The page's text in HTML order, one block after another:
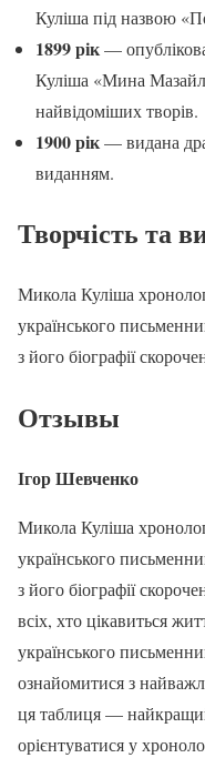
Куліша під назвою
1899 рік—
Куліша «Мина
найвідоміших творів.
1900 рік— видана
виданням.
Творчість та
Микола Куліша
українського
з його біографії
Отзывы
Ігор Шевченко
Микола Куліша
українського
з його біографії
всіх, хто цікавиться
українського
ознайомитися з
ця таблиця —
орієнтуватися у